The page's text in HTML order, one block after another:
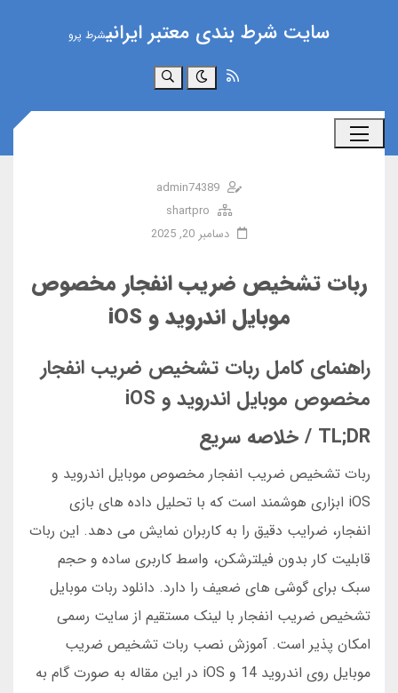
سایت شرط بندی معتبر ایرانیشرط پرو
جستجو
admin74389
shartpro
دسامبر 20, 2025
ربات تشخیص ضریب انفجار مخصوص
موبایل اندروید و iOS
راهنمای کامل ربات تشخیص ضریب انفجار
مخصوص موبایل اندروید و iOS
TL;DR / خلاصه سریع
ربات تشخیص ضریب انفجار مخصوص موبایل اندروید و
iOS ابزاری هوشمند است که با تحلیل داده های بازی
انفجار، ضرایب دقیق را به کاربران نمایش می دهد. این ربات
قابلیت کار بدون فیلترشکن، واسط کاربری ساده و حجم
سبک برای گوشی های ضعیف را دارد. دانلود ربات موبایل
تشخیص ضریب انفجار با لینک مستقیم از سایت رسمی
امکان پذیر است. آموزش نصب ربات تشخیص ضریب
موبایل روی اندروید 14 و iOS در این مقاله به صورت گام به